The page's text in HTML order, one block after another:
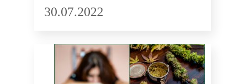
30.07.2022